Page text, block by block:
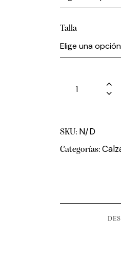
Talla
SKU: N/D
Categorías: